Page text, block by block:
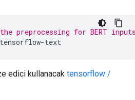
preprocessing for BERT
-text
edici kullanacak tensorflow /